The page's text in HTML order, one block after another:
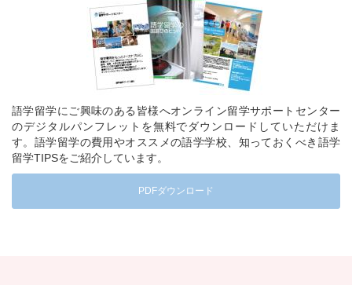
語学留学にご興味のある皆様へオンライン留学サポートセンター
のデジタルパンフレットを無料でダウンロードしていただけま
す。語学留学の費用やオススメの語学学校、知っておくべき語学
留学TIPSをご紹介しています。
PDFダウンロード